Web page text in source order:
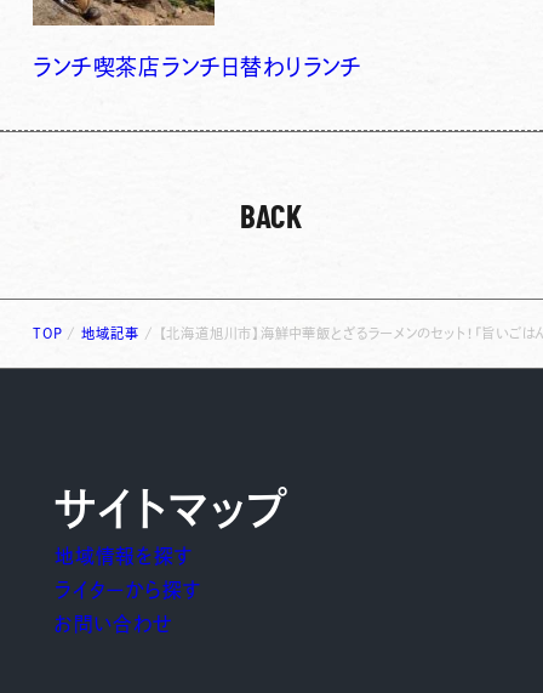
ランチ喫茶店ランチ 日替わりランチ
BACK
TOP /地域記事 / 【北海道旭川市】海鮮中華飯とざるラーメンのセット！「旨いごは
サイトマップ
地域情報を探す
ライターから探す
お問い合わせ